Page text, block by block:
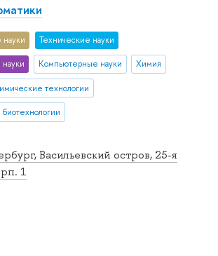
Васильевский остров, 25-я
1
науки Тех­ничес­кие науки
Компьютерные науки Химия
технологии